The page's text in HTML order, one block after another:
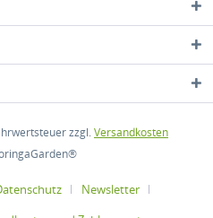
zzgl.Versandkosten
Newsletter